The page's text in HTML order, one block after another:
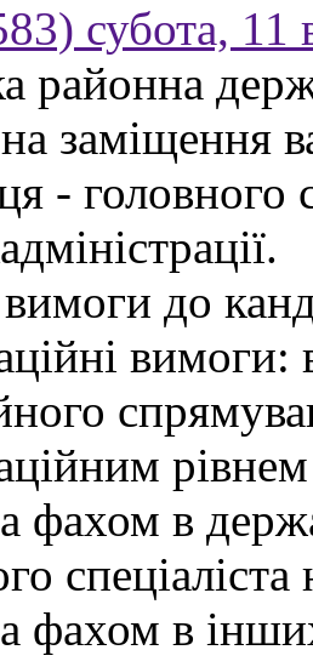
субота, 11
районна
заміщення
- головного
до
фахом в
фахом в